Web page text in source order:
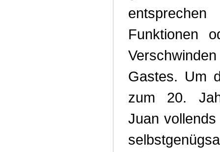
Funktionen
Gastes. Um
zum 20.
Juan